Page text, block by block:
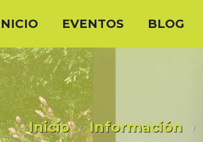
EVENTOS BLOG
Inicio Información